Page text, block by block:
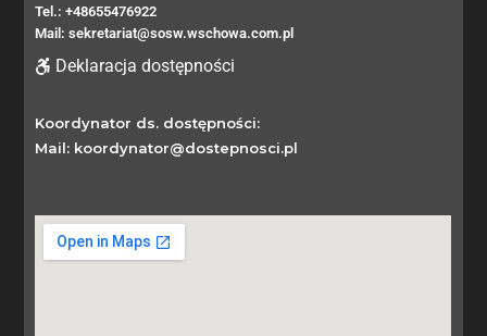
Tel.: +48655476922
Mail: sekretariat@sosw.wschowa.com.pl
Deklaracja dostępności
Koordynator ds. dostępności:
Mail: koordynator@dostepnosci.pl